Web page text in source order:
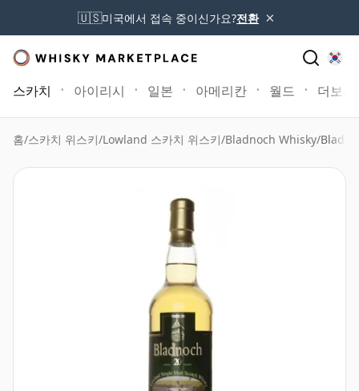
🇺🇸미국에서 접속 중이신가요?전환 ×
스카치 아이리시 일본 아메리칸 월드 더보기
홈/스카치 위스키/Lowland 스카치 위스키/Bladnoch Whisky/